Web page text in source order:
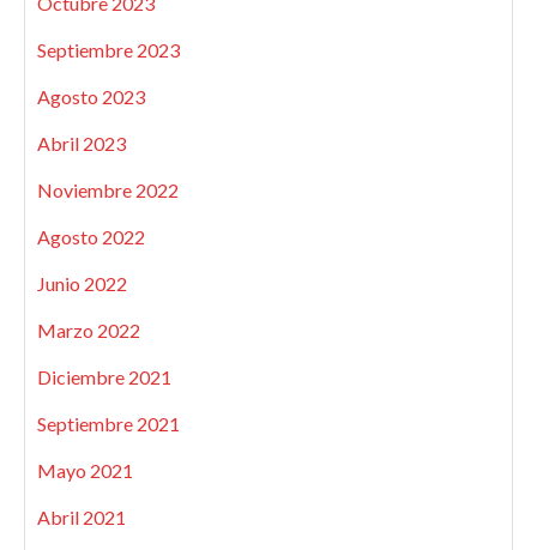
Septiembre 2023
Agosto 2023
Abril 2023
Noviembre 2022
Agosto 2022
Junio 2022
Marzo 2022
Diciembre 2021
Septiembre 2021
Mayo 2021
Abril 2021